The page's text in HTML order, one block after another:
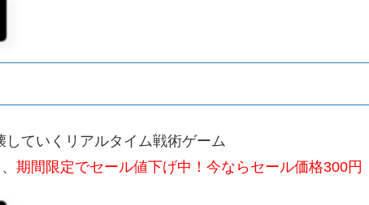
ていくリアルタイム戦術ゲーム
期間限定でセール値下げ中！今ならセール価格300円